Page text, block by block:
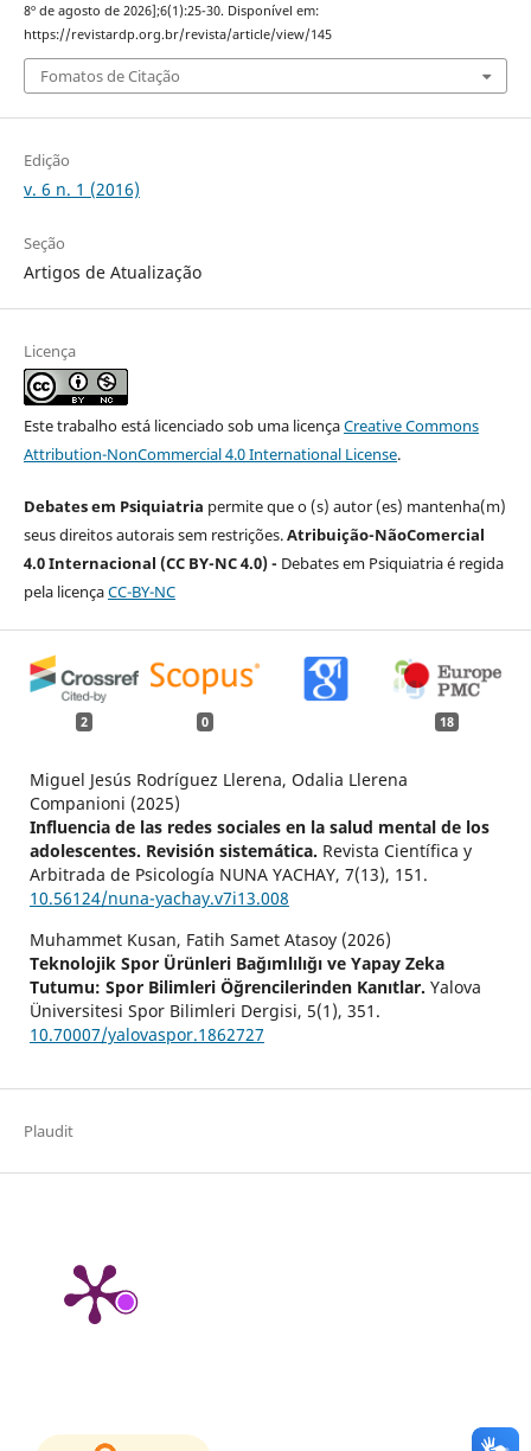
8º de agosto de 2026];6(1):25-30. Disponível em:
https://revistardp.org.br/revista/article/view/145
Fomatos de Citação
Edição
v. 6 n. 1 (2016)
Seção
Artigos de Atualização
Licença
Este trabalho está licenciado sob uma licençaCreative Commons
Attribution-NonCommercial 4.0 International License.
Debates em Psiquiatria permite que o (s) autor (es) mantenha(m)
seus direitos autorais sem restrições.Atribuição-NãoComercial
4.0 Internacional (CC BY-NC 4.0) - Debates em Psiquiatria é regida
pela licençaCC-BY-NC
2 0 18
Miguel Jesús Rodríguez Llerena, Odalia Llerena
Companioni (2025)
Influencia de las redes sociales en la salud mental de los
adolescentes. Revisión sistemática. Revista Científica y
Arbitrada de Psicología NUNA YACHAY, 7(13), 151.
10.56124/nuna-yachay.v7i13.008
Muhammet Kusan, Fatih Samet Atasoy (2026)
Teknolojik Spor Ürünleri Bağımlılığı ve Yapay Zeka
Tutumu: Spor Bilimleri Öğrencilerinden Kanıtlar. Yalova
Üniversitesi Spor Bilimleri Dergisi, 5(1), 351.
10.70007/yalovaspor.1862727
Plaudit